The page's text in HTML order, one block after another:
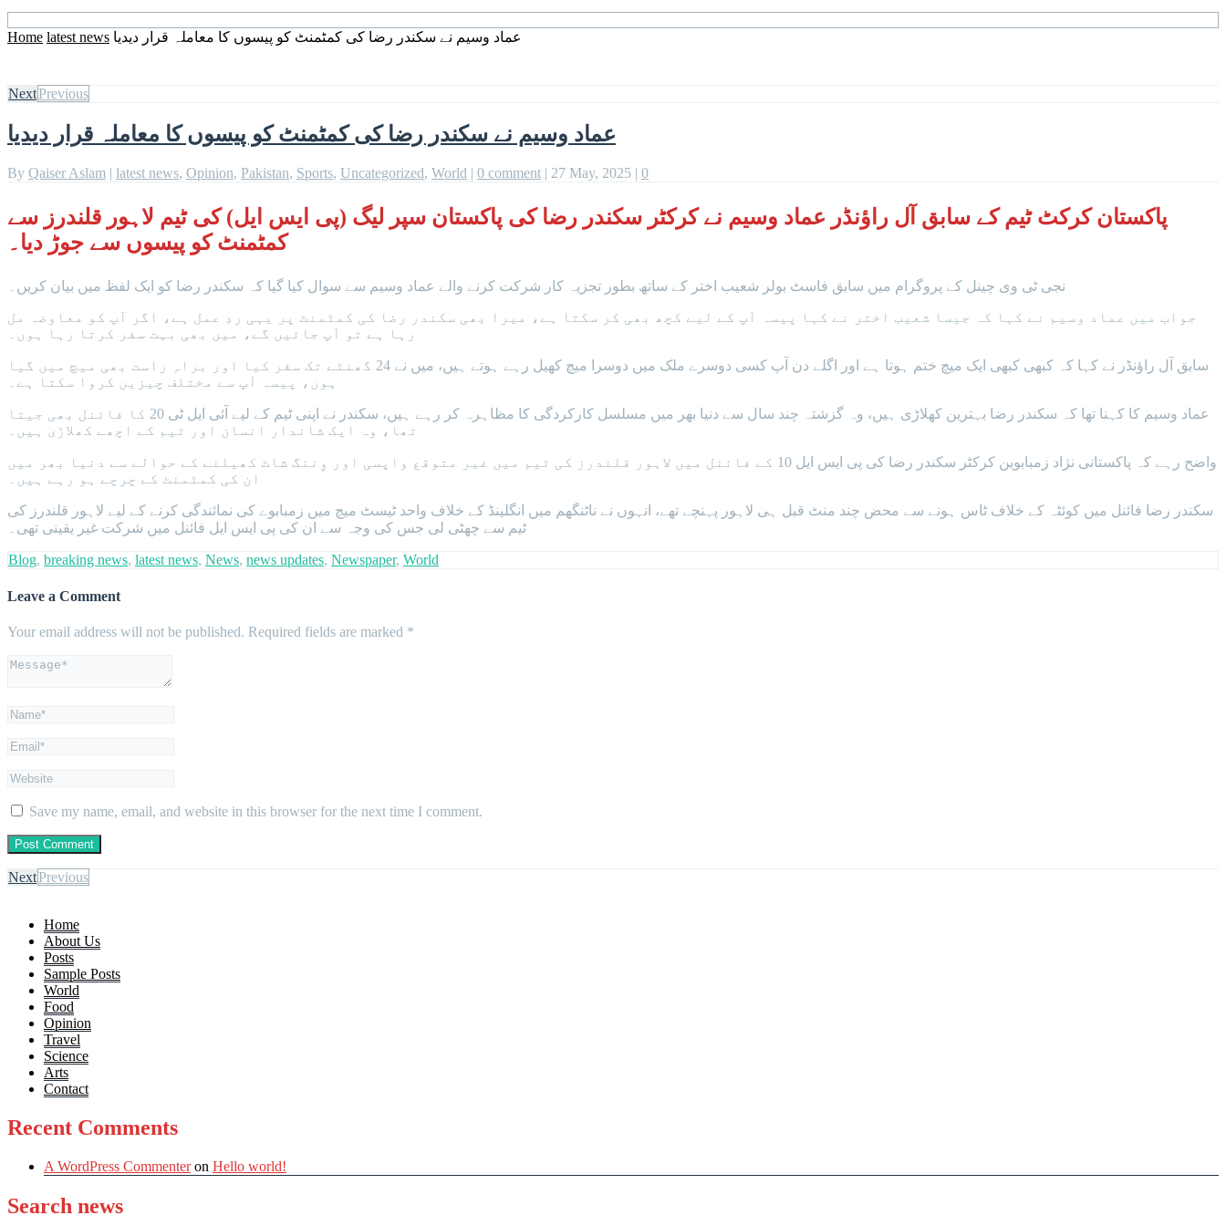
Home latest news عماد وسیم نے سکندر رضا کی کمٹمنٹ کو پیسوں کا معاملہ قرار دیدیا
NextPrevious
عماد وسیم نے سکندر رضا کی کمٹمنٹ کو پیسوں کا معاملہ قرار دیدیا
By Qaiser Aslam | latest news, Opinion, Pakistan, Sports, Uncategorized, World | 0 comment | 27 May, 2025 | 0
پاکستان کرکٹ ٹیم کے سابق آل راؤنڈر عماد وسیم نے کرکٹر سکندر رضا کی پاکستان سپر لیگ (پی ایس ایل) کی ٹیم لاہور قلندرز سے
کمٹمنٹ کو پیسوں سے جوڑ دیا۔
نجی ٹی وی چینل کے پروگرام میں سابق فاسٹ بولر شعیب اختر کے ساتھ بطور تجزیہ کار شرکت کرنے والے عماد وسیم سے سوال کیا گیا کہ سکندر رضا کو ایک لفظ میں بیان کریں۔
جواب میں عماد وسیم نے کہا کہ جیسا شعیب اختر نے کہا پیسہ آپ کے لیے کچھ بھی کر سکتا ہے، میرا بھی سکندر رضا کی کمٹمنٹ پر یہی ردِ عمل ہے، اگر آپ کو معاوضہ مل
رہا ہے تو آپ جائیں گے، میں بھی بہت سفر کرتا رہا ہوں۔
سابق آل راؤنڈر نے کہا کہ کبھی کبھی ایک میچ ختم ہوتا ہے اور اگلے دن آپ کسی دوسرے ملک میں دوسرا میچ کھیل رہے ہوتے ہیں، میں نے 24 گھنٹے تک سفر کیا اور براہِ راست بھی میچ میں گیا
ہوں، پیسہ آپ سے مختلف چیزیں کروا سکتا ہے۔
عماد وسیم کا کہنا تھا کہ سکندر رضا بہترین کھلاڑی ہیں، وہ گزشتہ چند سال سے دنیا بھر میں مسلسل کارکردگی کا مظاہرہ کر رہے ہیں، سکندر نے اپنی ٹیم کے لیے آئی ایل ٹی 20 کا فائنل بھی جیتا
تھا، وہ ایک شاندار انسان اور ٹیم کے اچھے کھلاڑی ہیں۔
واضح رہے کہ پاکستانی نژاد زمبابوین کرکٹر سکندر رضا کی پی ایس ایل 10 کے فائنل میں لاہور قلندرز کی ٹیم میں غیر متوقع واپسی اور وِننگ شاٹ کھیلنے کے حوالے سے دنیا بھر میں
ان کی کمٹمنٹ کے چرچے ہو رہے ہیں۔
سکندر رضا فائنل میں کوئٹہ کے خلاف ٹاس ہونے سے محض چند منٹ قبل ہی لاہور پہنچے تھے، انہوں نے ناٹنگھم میں انگلینڈ کے خلاف واحد ٹیسٹ میچ میں زمبابوے کی نمائندگی کرنے کے لیے لاہور قلندرز کی
ٹیم سے چھٹی لی جس کی وجہ سے ان کی پی ایس ایل فائنل میں شرکت غیر یقینی تھی۔
Blog, breaking news, latest news, News, news updates, Newspaper, World
Leave a Comment
Your email address will not be published. Required fields are marked *
Save my name, email, and website in this browser for the next time I comment.
NextPrevious
Home
About Us
Posts
Sample Posts
World
Food
Opinion
Travel
Science
Arts
Contact
Recent Comments
A WordPress Commenteron Hello world!
Search news